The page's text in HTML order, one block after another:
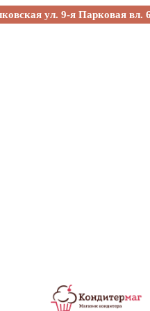
ул. 9-я Парковая вл.